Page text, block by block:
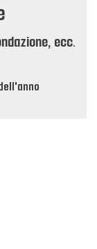
ecc.